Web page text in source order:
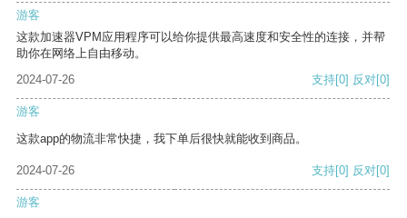
游客
这款加速器VPM应用程序可以给你提供最高速度和安全性的连接，并帮
助你在网络上自由移动。
2024-07-26
支持[0] 反对[0]
游客
这款app的物流非常快捷，我下单后很快就能收到商品。
2024-07-26 支持[0] 反对[0]
游客